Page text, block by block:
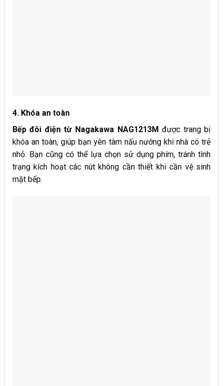
4. Khóa an toàn
Bếp đôi điện từ Nagakawa NAG1213Mđược trang bị
khóa an toàn, giúp bạn yên tâm nấu nướng khi nhà có trẻ
nhỏ. Bạn cũng có thể lựa chọn sử dụng phím, tránh tình
trạng kích hoạt các nút không cần thiết khi cần vệ sinh
mặt bếp.